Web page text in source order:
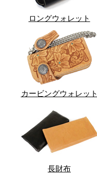
ロングウォレット
カービングウォレット
長財布